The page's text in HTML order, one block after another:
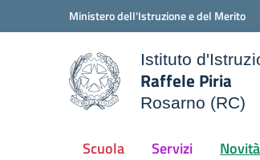
Vai ai contenuti
Vai al menu di navigazioneMinistero dell'Istruzione e del Merito
della scuola
Istituto
Raffele Piria
Rosarno (RC)
Scuola Servizi Novità